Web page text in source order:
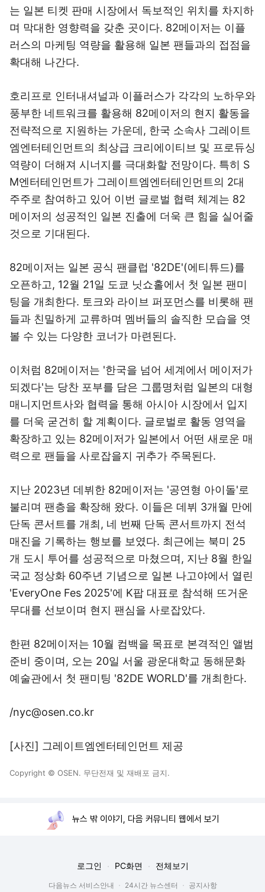
는 일본 티켓 판매 시장에서 독보적인 위치를 차지하
며 막대한 영향력을 갖춘 곳이다. 82메이저는 이플
러스의 마케팅 역량을 활용해 일본 팬들과의 접점을
확대해 나간다.
호리프로 인터내셔널과 이플러스가 각각의 노하우와
풍부한 네트워크를 활용해 82메이저의 현지 활동을
전략적으로 지원하는 가운데, 한국 소속사 그레이트
엠엔터테인먼트의 최상급 크리에이티브 및 프로듀싱
역량이 더해져 시너지를 극대화할 전망이다. 특히 S
M엔터테인먼트가 그레이트엠엔터테인먼트의 2대
주주로 참여하고 있어 이번 글로벌 협력 체계는 82
메이저의 성공적인 일본 진출에 더욱 큰 힘을 실어줄
것으로 기대된다.
82메이저는 일본 공식 팬클럽 '82DE'(에티튜드)를
오픈하고, 12월 21일 도쿄 닛쇼홀에서 첫 일본 팬미
팅을 개최한다. 토크와 라이브 퍼포먼스를 비롯해 팬
들과 친밀하게 교류하며 멤버들의 솔직한 모습을 엿
볼 수 있는 다양한 코너가 마련된다.
이처럼 82메이저는 '한국을 넘어 세계에서 메이저가
되겠다'는 당찬 포부를 담은 그룹명처럼 일본의 대형
매니지먼트사와 협력을 통해 아시아 시장에서 입지
를 더욱 굳건히 할 계획이다. 글로벌로 활동 영역을
확장하고 있는 82메이저가 일본에서 어떤 새로운 매
력으로 팬들을 사로잡을지 귀추가 주목된다.
지난 2023년 데뷔한 82메이저는 '공연형 아이돌'로
불리며 팬층을 확장해 왔다. 이들은 데뷔 3개월 만에
단독 콘서트를 개최, 네 번째 단독 콘서트까지 전석
매진을 기록하는 행보를 보였다. 최근에는 북미 25
개 도시 투어를 성공적으로 마쳤으며, 지난 8월 한일
국교 정상화 60주년 기념으로 일본 나고야에서 열린
'EveryOne Fes 2025'에 K팝 대표로 참석해 뜨거운
무대를 선보이며 현지 팬심을 사로잡았다.
한편 82메이저는 10월 컴백을 목표로 본격적인 앨범
준비 중이며, 오는 20일 서울 광운대학교 동해문화
예술관에서 첫 팬미팅 '82DE WORLD'를 개최한다.
/nyc@osen.co.kr
[사진] 그레이트엠엔터테인먼트 제공
Copyright © OSEN. 무단전재 및 재배포 금지.
뉴스 밖 이야기, 다음 커뮤니티 웹에서 보기
로그인 PC화면 전체보기
다음뉴스 서비스안내 24시간 뉴스센터 공지사항